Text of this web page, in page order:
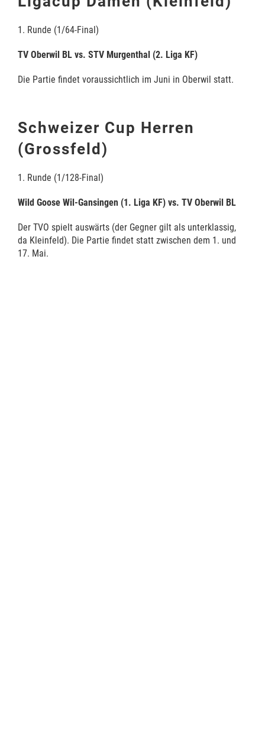
1. Runde (1/64-Final)
TV Oberwil BL vs. STV Murgenthal (2. Liga KF)
Die Partie findet voraussichtlich im Juni in Oberwil statt.
Schweizer Cup Herren
(Grossfeld)
1. Runde (1/128-Final)
Wild Goose Wil-Gansingen (1. Liga KF) vs. TV Oberwil BL
Der TVO spielt auswärts (der Gegner gilt als unterklassig,
da Kleinfeld). Die Partie findet statt zwischen dem 1. und
17. Mai.